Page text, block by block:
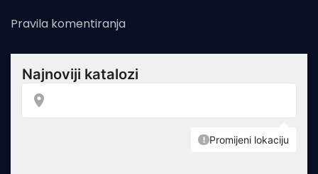
Pravila komentiranja